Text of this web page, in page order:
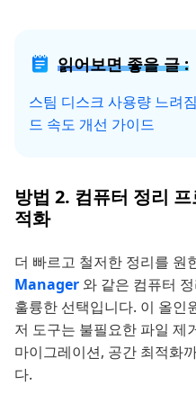
읽어보면 좋을 글 :
스팀 디스크 사용량 느려
드 속도 개선 가이드
방법 2. 컴퓨터 정리
적화
더 빠르고 철저한 정리를 원
Manager 와 같은 컴퓨터
훌륭한 선택입니다. 이 올인
저 도구는 불필요한 파일 제
마이그레이션, 공간 최적화
다.